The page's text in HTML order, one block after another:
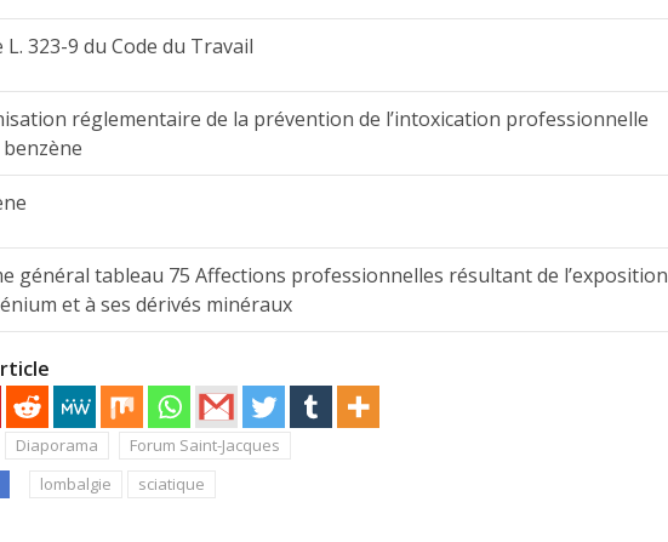
L. 323-9 du Code du Travail
réglementaire de la prévention de l’intoxication professionnelle
général tableau 75 Affections professionnelles résultant de l’exposition
et à ses dérivés minéraux
Diaporama
Forum Saint-Jacques
lombalgie sciatique